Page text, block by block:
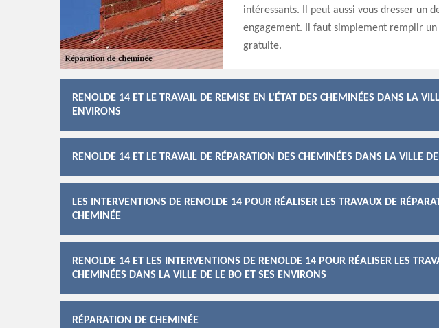
intéressants. Il peut aussi vous dresser un
engagement. Il faut simplement remplir
gratuite.
RENOLDE 14 ET LE TRAVAIL DE REMISE EN L'ÉTAT DES CHEMINÉES DANS LA
ENVIRONS
RENOLDE 14 ET LE TRAVAIL DE RÉPARATION DES CHEMINÉES DANS LA VILLE
LES INTERVENTIONS DE RENOLDE 14 POUR RÉALISER LES TRAVAUX DE
CHEMINÉE
RENOLDE 14 ET LES INTERVENTIONS DE RENOLDE 14 POUR RÉALISER LES
CHEMINÉES DANS LA VILLE DE LE BO ET SES ENVIRONS
RÉPARATION DE CHEMINÉE